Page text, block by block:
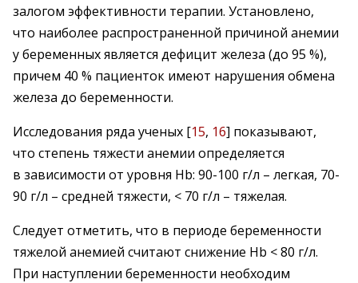
залогом эффективности терапии. Установлено,
что наиболее распространенной причиной анемии
у беременных является дефицит железа (до 95 %),
причем 40 % пациенток имеют нарушения обмена
железа до беременности.
Исследования ряда ученых [15, 16] показывают,
что степень тяжести анемии определяется
в зависимости от уровня Hb: 90-100 г/л – легкая, 70-
90 г/л – средней тяжести, < 70 г/л – тяжелая.
Следует отметить, что в периоде беременности
тяжелой анемией считают снижение Hb < 80 г/л.
При наступлении беременности необходим